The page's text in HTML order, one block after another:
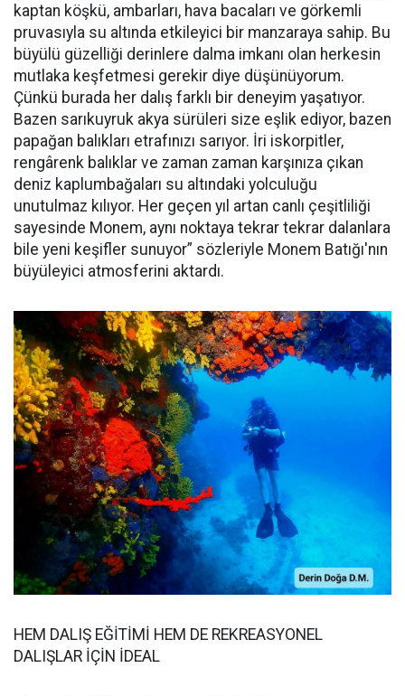
kaptan köşkü, ambarları, hava bacaları ve görkemli
pruvasıyla su altında etkileyici bir manzaraya sahip. Bu
büyülü güzelliği derinlere dalma imkanı olan herkesin
mutlaka keşfetmesi gerekir diye düşünüyorum.
Çünkü burada her dalış farklı bir deneyim yaşatıyor.
Bazen sarıkuyruk akya sürüleri size eşlik ediyor, bazen
papağan balıkları etrafınızı sarıyor. İri iskorpitler,
rengârenk balıklar ve zaman zaman karşınıza çıkan
deniz kaplumbağaları su altındaki yolculuğu
unutulmaz kılıyor. Her geçen yıl artan canlı çeşitliliği
sayesinde Monem, aynı noktaya tekrar tekrar dalanlara
bile yeni keşifler sunuyor” sözleriyle Monem Batığı'nın
büyüleyici atmosferini aktardı.
HEM DALIŞ EĞİTİMİ HEM DE REKREASYONEL
DALIŞLAR İÇİN İDEAL